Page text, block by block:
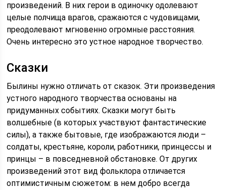
произведений. В них герои в одиночку одолевают
целые полчища врагов, сражаются с чудовищами,
преодолевают мгновенно огромные расстояния.
Очень интересно это устное народное творчество.
Сказки
Былины нужно отличать от сказок. Эти произведения
устного народного творчества основаны на
придуманных событиях. Сказки могут быть
волшебные (в которых участвуют фантастические
силы), а также бытовые, где изображаются люди –
солдаты, крестьяне, короли, работники, принцессы и
принцы – в повседневной обстановке. От других
произведений этот вид фольклора отличается
оптимистичным сюжетом: в нем добро всегда